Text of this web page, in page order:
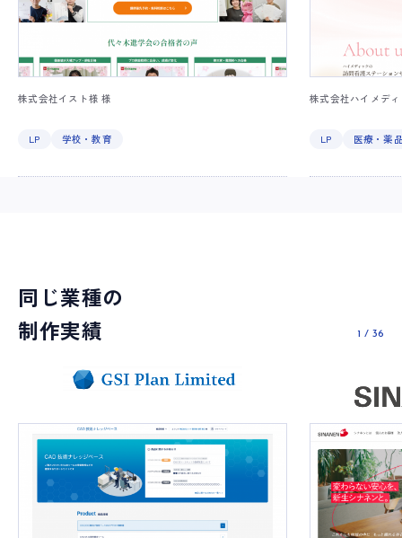
株式会社イスト様 様
LP 学校・教育
株式会社ハイメデ
LP 医療・薬
同じ業種の
制作実績
1 / 36